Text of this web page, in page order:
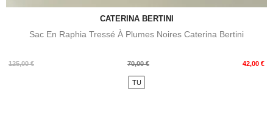
CATERINA BERTINI
Sac En Raphia Tressé À Plumes Noires Caterina Bertini
125,00 €
Prix
70,00 € 42,00 €
Prix
TU